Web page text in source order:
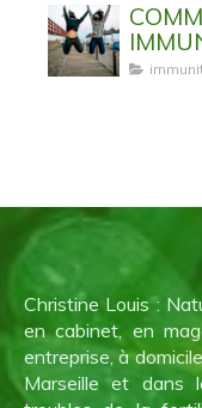
DES
Christine Louis :
en cabinet, en
entreprise, à
Marseille et dans